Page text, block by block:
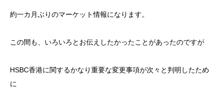
約一カ月ぶりのマーケット情報になります。
この間も、いろいろとお伝えしたかったことがあったのですが
HSBC香港に関するかなり重要な変更事項が次々と判明したため
に